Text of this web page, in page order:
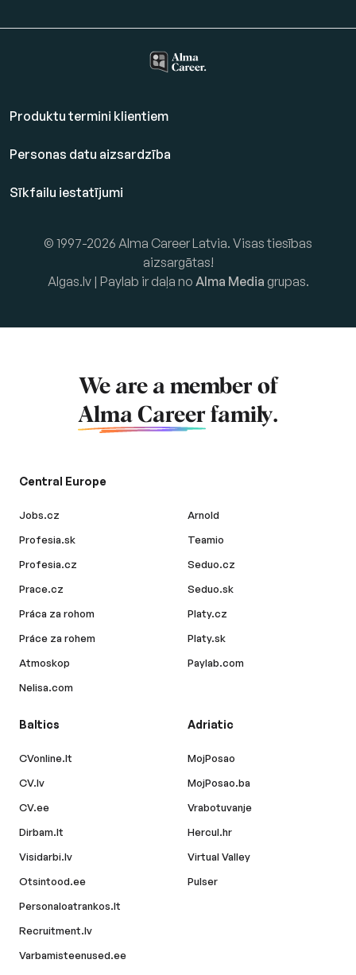
Produktu termini klientiem
Personas datu aizsardzība
Sīkfailu iestatījumi
© 1997-2026 Alma Career Latvia. Visas tiesības
aizsargātas!
Algas.lv | Paylab ir daļa no Alma Media grupas.
We are a member of
Alma Career family.
Central Europe
Jobs.cz
Profesia.sk
Profesia.cz
Prace.cz
Práca za rohom
Práce za rohem
Atmoskop
Nelisa.com
Arnold
Teamio
Seduo.cz
Seduo.sk
Platy.cz
Platy.sk
Paylab.com
Baltics
CVonline.lt
CV.lv
CV.ee
Dirbam.lt
Visidarbi.lv
Otsintood.ee
Personaloatrankos.lt
Recruitment.lv
Varbamisteenused.ee
Adriatic
MojPosao
MojPosao.ba
Vrabotuvanje
Hercul.hr
Virtual Valley
Pulser